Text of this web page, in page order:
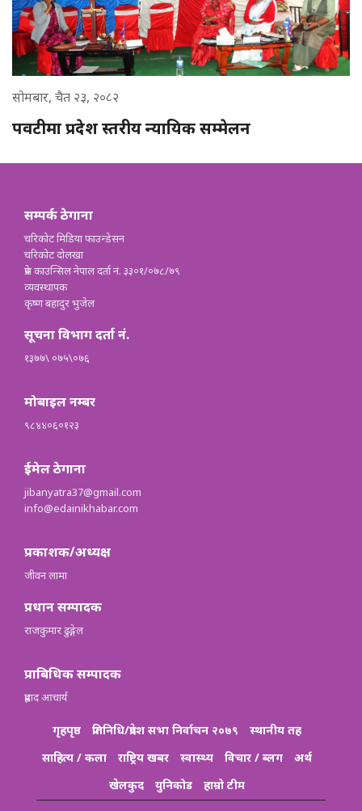
सोमबार, चैत २३, २०८२
पवटीमा प्रदेश स्तरीय न्यायिक सम्मेलन
सम्पर्क ठेगाना
चरिकोट मिडिया फाउन्डेसन
चरिकोट दोलखा
प्रेस काउन्सिल नेपाल दर्ता नं. ३३०१/०७८/७९
व्यवस्थापक
कृष्ण बहादुर भुजेल
सूचना विभाग दर्ता नं.
१३७७\ ०७५\०७६
मोबाइल नम्बर
९८४४०६०१२३
ईमेल ठेगाना
jibanyatra37@gmail.com
info@edainikhabar.com
प्रकाशक/अध्यक्ष
जीवन लामा
प्रधान सम्पादक
राजकुमार ढुङ्गेल
प्राबिधिक सम्पादक
प्रह्लाद आचार्य
गृहपृष्ठ प्रतिनिधि/प्रदेश सभा निर्वाचन २०७९
स्थानीय तह
साहित्य / कला
राष्ट्रिय खबर स्वास्थ्य विचार / ब्लग
अर्थ
खेलकुद
युनिकोड हाम्रो टीम